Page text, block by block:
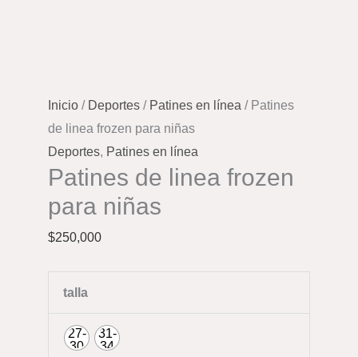
Inicio / Deportes / Patines en línea / Patines
de linea frozen para niñas
Deportes, Patines en línea
Patines de linea frozen
para niñas
$250,000
talla
27-
30
31-
34